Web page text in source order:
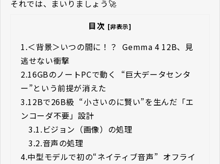
それでは、まいりましょう🚀
目次 [非表示]
1.＜背景＞いつの間に！？ ―― Gemma 4 12B、見
逃せない衝撃
2.16GBのノートPCで動く ―― “巨大データセンタ
ー”という前提が消えた
3.12Bで26B級 ―― “小さいのに賢い”を生んだ「エ
ンコーダ不要」設計
3.1. ビジョン（画像）の処理
3.2.音声の処理
4.中型モデルで初の“ネイティブ音声” ―― オフライ